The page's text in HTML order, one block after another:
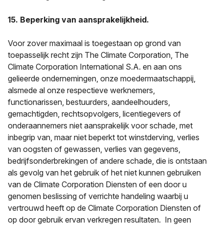
15. Beperking van aansprakelijkheid.
Voor zover maximaal is toegestaan op grond van
toepasselijk recht zijn The Climate Corporation, The
Climate Corporation International S.A. en aan ons
gelieerde ondernemingen, onze moedermaatschappij,
alsmede al onze respectieve werknemers,
functionarissen, bestuurders, aandeelhouders,
gemachtigden, rechtsopvolgers, licentiegevers of
onderaannemers niet aansprakelijk voor schade, met
inbegrip van, maar niet beperkt tot winstderving, verlies
van oogsten of gewassen, verlies van gegevens,
bedrijfsonderbrekingen of andere schade, die is ontstaan
als gevolg van het gebruik of het niet kunnen gebruiken
van de Climate Corporation Diensten of een door u
genomen beslissing of verrichte handeling waarbij u
vertrouwd heeft op de Climate Corporation Diensten of
op door gebruik ervan verkregen resultaten. In geen